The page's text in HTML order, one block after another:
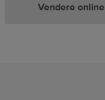
Vendere online